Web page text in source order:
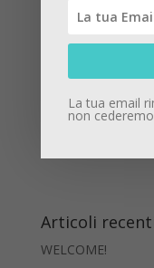
browser per la
Articoli
WELCOME!
La tua email
non